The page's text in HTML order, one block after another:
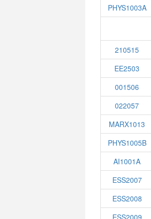
PHYS1003A
210515
EE2503
001506
022057
MARX1013
PHYS1005B
AI1001A
ESS2007
ESS2008
ESS2009